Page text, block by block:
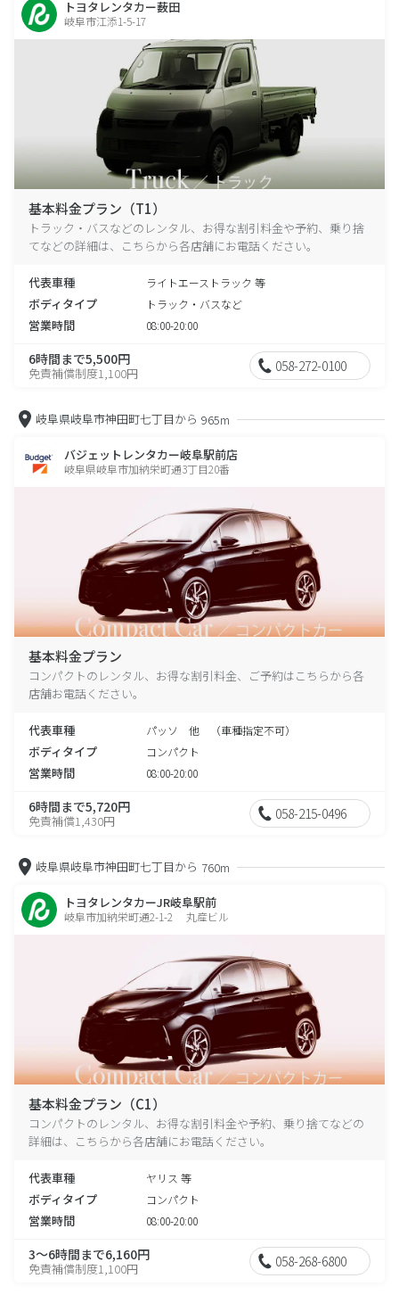
トヨタレンタカー薮田
岐阜市江添1-5-17
基本料金プラン（T1）
トラック・バスなどのレンタル、お得な割引料金や予約、乗り捨
てなどの詳細は、こちらから各店舗にお電話ください。
代表車種 ライトエーストラック 等
ボディタイプ トラック・バスなど
営業時間 08:00-20:00
6時間まで5,500円
免責補償制度1,100円 058-272-0100
岐阜県岐阜市神田町七丁目から 965m
バジェットレンタカー岐阜駅前店
岐阜県岐阜市加納栄町通3丁目20番
基本料金プラン
コンパクトのレンタル、お得な割引料金、ご予約はこちらから各
店舗お電話ください。
代表車種 パッソ 他 （車種指定不可）
ボディタイプ コンパクト
営業時間 08:00-20:00
6時間まで5,720円
免責補償1,430円 058-215-0496
岐阜県岐阜市神田町七丁目から 760m
トヨタレンタカーJR岐阜駅前
岐阜市加納栄町通2-1-2 丸産ビル
基本料金プラン（C1）
コンパクトのレンタル、お得な割引料金や予約、乗り捨てなどの
詳細は、こちらから各店舗にお電話ください。
代表車種 ヤリス 等
ボディタイプ コンパクト
営業時間 08:00-20:00
3～6時間まで6,160円
免責補償制度1,100円 058-268-6800